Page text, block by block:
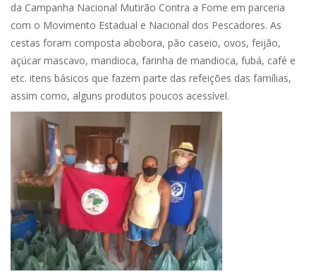
da Campanha Nacional Mutirão Contra a Fome em parceria
com o Movimento Estadual e Nacional dos Pescadores. As
cestas foram composta abobora, pão caseio, ovos, feijão,
açúcar mascavo, mandioca, farinha de mandioca, fubá, café e
etc. itens básicos que fazem parte das refeições das famílias,
assim como, alguns produtos poucos acessível.